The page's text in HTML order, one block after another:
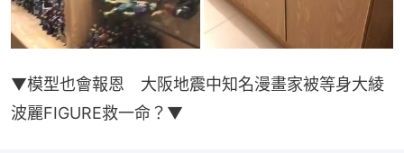
▼模型也會報恩　大阪地震中知名漫畫家被等身大綾
波麗FIGURE救一命？▼